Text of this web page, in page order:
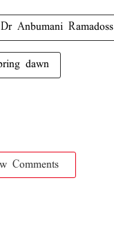
Dr Anbumani Ramadoss
dawn
Comments